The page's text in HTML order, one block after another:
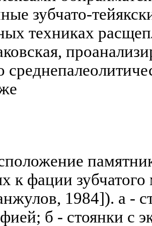
зубчато-
техниках
к фации
1984]). а -
б - стоянки с